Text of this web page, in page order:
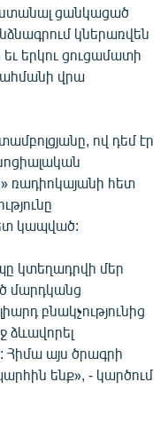
ցանկացած
կներառվեն
երկու ցուցամատի
վրա
ով դեմ էր
ռադիոկայանի հետ
կապված:
կտեղադրվի մեր
մարդկանց
բնակչությունից
ձևավորել
Հիմա այս ծրագրի
ենք», - կարծում